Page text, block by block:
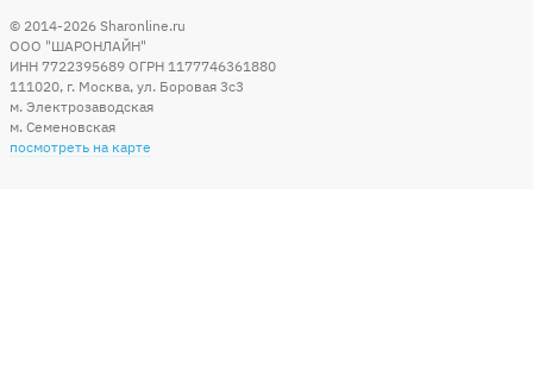
© 2014-2026 Sharonline.ru
ООО "ШАРОНЛАЙН"
ИНН 7722395689 ОГРН 1177746361880
111020, г. Москва, ул. Боровая 3c3
м. Электрозаводская
м. Семеновская
посмотреть на карте